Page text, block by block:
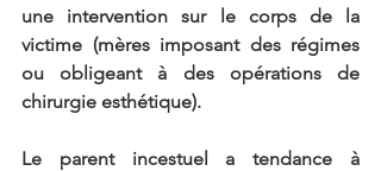
une intervention sur le corps de la
victime (mères imposant des régimes
ou obligeant à des opérations de
chirurgie esthétique).
Le parent incestuel a tendance à